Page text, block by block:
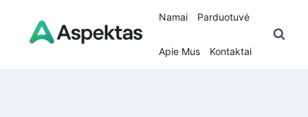
content
Namai Parduotuvė
Apie Mus Kontaktai